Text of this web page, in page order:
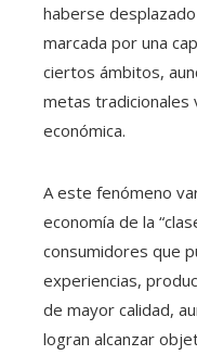
haberse
marcada por una
ciertos ámbitos,
metas tradicionales
económica.
A este fenómeno
economía de la
consumidores que
experiencias,
de mayor calidad,
logran alcanzar